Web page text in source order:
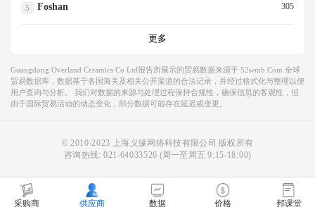
5 Foshan 305
更多
Guangdong Overland Ceramics Co Ltd报告所展示的贸易数据来源于 52wmb.com 全球
贸易数据库，数据基于各国海关及相关公开渠道的合法记录，并经过格式化与整理以便
用户查询与分析。 我们对数据的来源与处理过程保持合规性，确保信息的客观性，但
由于国际贸易活动的动态变化，部分数据可能存在延迟或变更。
© 2010-2023 上海义缘网络科技有限公司 版权所有
咨询热线:021-64033526 (周一至周五 9:15-18:00)
采购商 供应商 数据 价格 邦课堂